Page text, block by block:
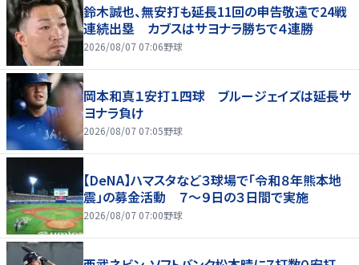
鈴木誠也、無安打も延長11回の申告敬遠で24戦
連続出塁 カブスはサヨナラ勝ちで４連勝
2026/08/07 07:06野球
岡本和真１安打１四球 ブルージェイズは延長サ
ヨナラ負け
2026/08/07 07:05野球
【DeNA】ハマスタなど３球場で「令和８年熊本地
震」の募金活動 ７～９日の３日間で実施
2026/08/07 07:00野球